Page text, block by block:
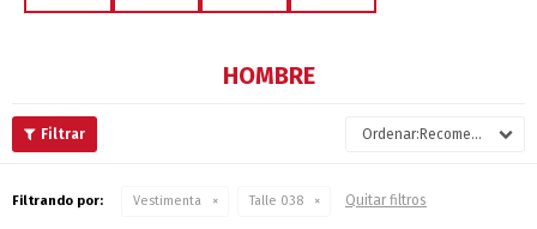
HOMBRE
Recomendados
Filtrando por: Vestimenta Talle 038 Quitar filtros